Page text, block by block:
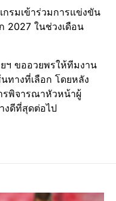
รมเข้าร่วมการแข่งขัน
2027 ในช่วงเดือน
ฯ ขออวยพรให้ทีมงาน
ทางที่เลือก โดยหลัง
รพิจารณาหัวหน้าผู้
งดีที่สุดต่อไป